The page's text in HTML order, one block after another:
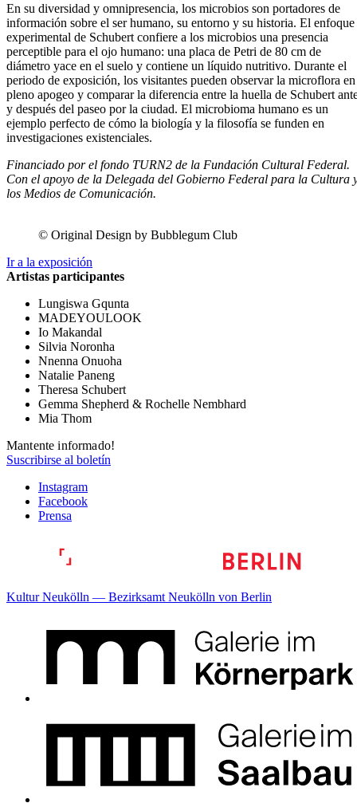
En su diversidad y omnipresencia, los microbios son portadores de
información sobre el ser humano, su entorno y su historia. El enfoque
experimental de Schubert confiere a los microbios una presencia
perceptible para el ojo humano: una placa de Petri de 80 cm de
diámetro yace en el suelo y contiene un líquido nutritivo. Durante el
periodo de exposición, los visitantes pueden observar la microflora en
pleno apogeo y comparar la diferencia entre la huella de Schubert
y después del paseo por la ciudad. El microbioma humano es un
ejemplo perfecto de cómo la biología y la filosofía se funden en
investigaciones existenciales.
Financiado por el fondo TURN2 de la Fundación Cultural Federal.
Con el apoyo de la Delegada del Gobierno Federal para la Cultura
los Medios de Comunicación.
© Original Design by Bubblegum Club
Ir a la exposición
Artistas participantes
Lungiswa Gqunta
MADEYOULOOK
Io Makandal
Silvia Noronha
Nnenna Onuoha
Natalie Paneng
Theresa Schubert
Gemma Shepherd & Rochelle Nembhard
Mia Thom
Mantente informado!
Suscribirse al boletín
Instagram
Facebook
Prensa
Kultur Neukölln — Bezirksamt Neukölln von Berlin